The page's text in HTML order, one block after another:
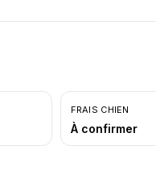
FRAIS CHIEN
À confirmer